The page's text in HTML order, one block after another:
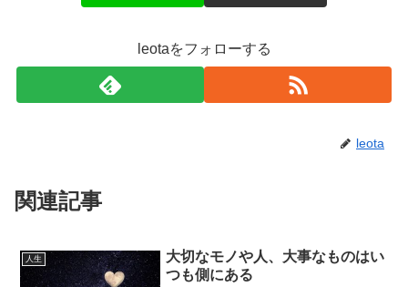
leotaをフォローする
leota
関連記事
人生
大切なモノや人、大事なものはい
つも側にある